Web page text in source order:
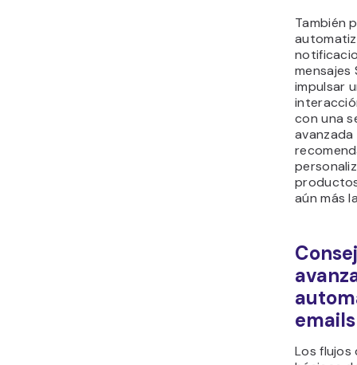
También
mensajes
impulsar
con una
aún más
emails
Los